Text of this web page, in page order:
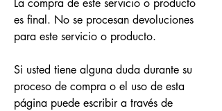
La compra de este servicio o producto
es final. No se procesan devoluciones
para este servicio o producto.
Si usted tiene alguna duda durante su
proceso de compra o el uso de esta
página puede escribir a través de